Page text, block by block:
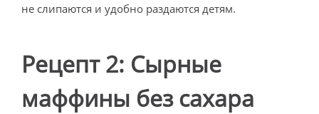
не слипаются и удобно раздаются детям.
Рецепт 2: Сырные
маффины без сахара